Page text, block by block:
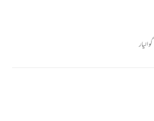
گوالیار